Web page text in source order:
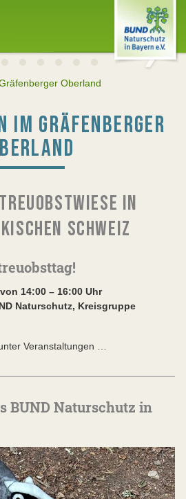
Oberland
IM GRÄFENBERGER
IN
SCHWEIZ
14:00 – 16:00 Uhr
Naturschutz, Kreisgruppe
Veranstaltungen …
BUND Naturschutz in